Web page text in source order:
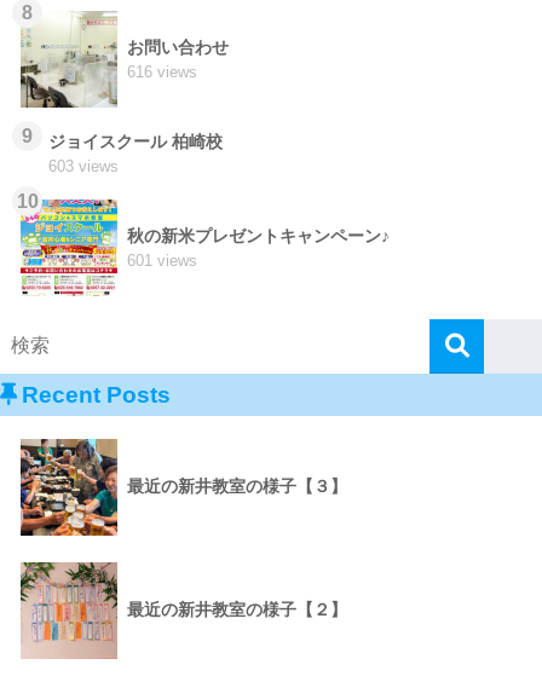
8
お問い合わせ
616 views
9 ジョイスクール 柏崎校
603 views
10
秋の新米プレゼントキャンペーン♪
601 views
Recent Posts
最近の新井教室の様子【３】
最近の新井教室の様子【２】